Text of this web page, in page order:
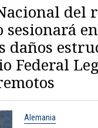
del
daños
Federal
Alemania